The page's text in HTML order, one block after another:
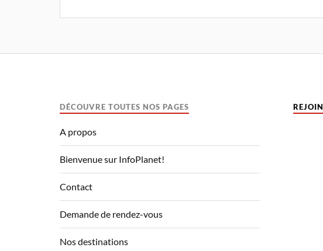
DÉCOUVRE TOUTES NOS PAGES
A propos
Bienvenue sur InfoPlanet!
Contact
Demande de rendez-vous
Nos destinations